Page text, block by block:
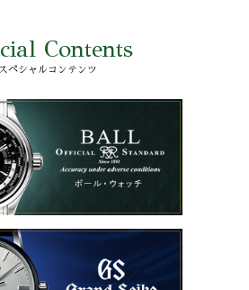
Contents
スペシャルコンテンツ